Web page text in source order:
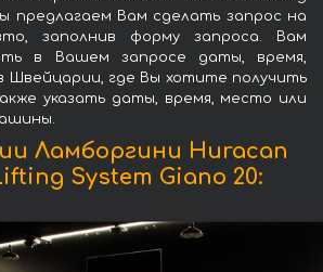
предлагаем Вам сделать запрос на
заполнив форму запроса. Вам
в Вашем запросе даты, время,
Швейцарии, где Вы хотите получить
указать даты, время, место или
Ламборгини Huracan
System Giano 20: